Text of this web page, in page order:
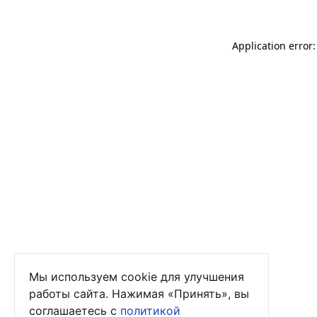
Application
Мы используем cookie для улучшения
работы сайта. Нажимая «Принять», вы
соглашаетесь с политикой